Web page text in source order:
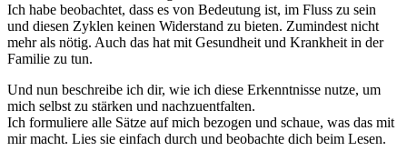
Ich habe beobachtet, dass es von Bedeutung ist, im Fluss zu sein
und diesen Zyklen keinen Widerstand zu bieten. Zumindest nicht
mehr als nötig. Auch das hat mit Gesundheit und Krankheit in der
Familie zu tun.
Und nun beschreibe ich dir, wie ich diese Erkenntnisse nutze, um
mich selbst zu stärken und nachzuentfalten.
Ich formuliere alle Sätze auf mich bezogen und schaue, was das mit
mir macht. Lies sie einfach durch und beobachte dich beim Lesen.